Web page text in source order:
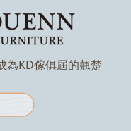
為KD傢俱屆的翹楚